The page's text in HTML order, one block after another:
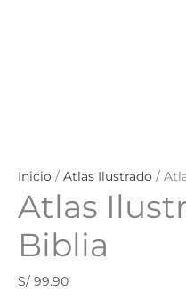
Inicio / Atlas Ilustrado /
Atlas
Biblia
S/ 99.90